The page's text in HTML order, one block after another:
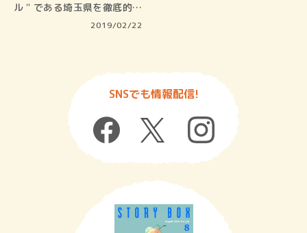
ル＂である埼玉県を徹底的に
2019/02/22
SNSでも情報配信!